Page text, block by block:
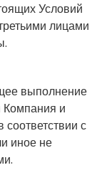
Условий
лицами
выполнение
Компания и
соответствии с
иное не